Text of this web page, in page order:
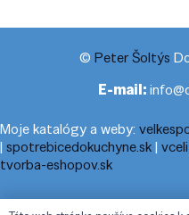
© Peter Šoltýs
E-mail:
Moje katalógy a weby:
| spotrebicedokuchyne.sk|
tvorba-eshopov.sk
Moje blogy: